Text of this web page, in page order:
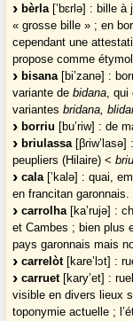
bèrla [’bɛrlə] : bille
« grosse bille » ; en
cependant une
propose comme
bisana[bi’zanə] :
variante debidana, qui
variantesbridana,
borriu [bu’riw] : de
briulassa
peupliers (Hilaire) <
cala [’kalə] : quai,
en francitan garonnais.
carrolha[ka’rujə] :
et Cambes ; bien plus
pays garonnais mais
carrelòt [kare’lɔt] :
carruet [kary’et] :
visible en divers lieux
toponymie actuelle ;